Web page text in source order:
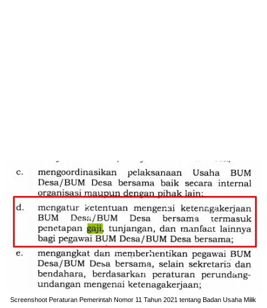
Screenshoot Peraturan Pemerintah Nomor 11 Tahun 2021 tentang Badan Usaha Milik